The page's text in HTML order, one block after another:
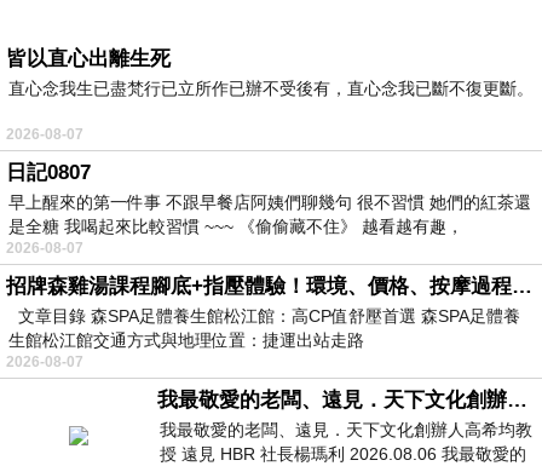
皆以直心出離生死
直心念我生已盡梵行已立所作已辦不受後有，直心念我已斷不復更斷。
2026-08-07
日記0807
早上醒來的第一件事 不跟早餐店阿姨們聊幾句 很不習慣 她們的紅茶還
是全糖 我喝起來比較習慣 ~~~ 《偷偷藏不住》 越看越有趣，
2026-08-07
招牌森雞湯課程腳底+指壓體驗！環境、價格、按摩過程全紀錄，森SPA足體養生館松江館最新價格表
文章目錄 森SPA足體養生館松江館：高CP值舒壓首選 森SPA足體養
生館松江館交通方式與地理位置：捷運出站走路
2026-08-07
我最敬愛的老闆、遠見．天下文化創辦人高希均教授
我最敬愛的老闆、遠見．天下文化創辦人高希均教
授 遠見 HBR 社長楊瑪利 2026.08.06 我最敬愛的